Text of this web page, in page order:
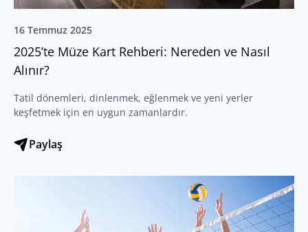
16 Temmuz 2025
2025’te Müze Kart Rehberi: Nereden ve Nasıl
Alınır?
Tatil dönemleri, dinlenmek, eğlenmek ve yeni yerler
keşfetmek için en uygun zamanlardır.
Paylaş